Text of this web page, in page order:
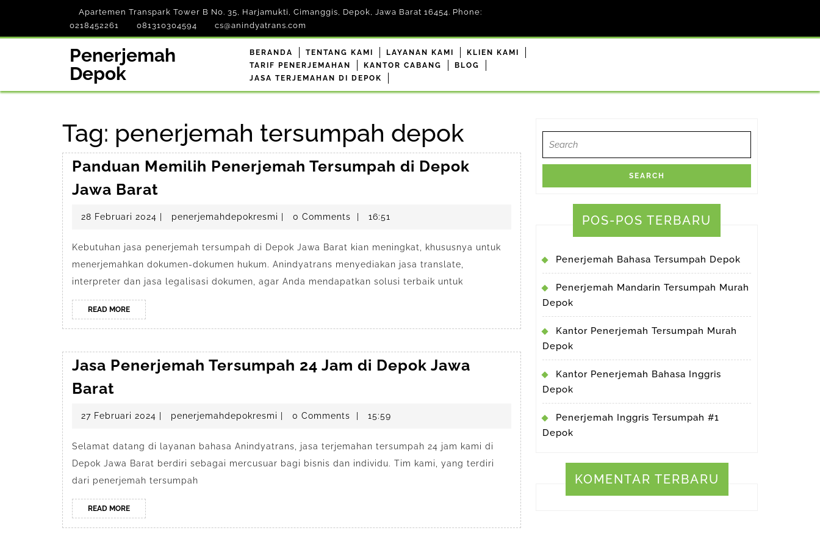
Apartemen Transpark Tower B No. 35, Harjamukti, Cimanggis, Depok, Jawa Barat 16454. Phone:
0218452261
081310304594 cs@anindyatrans.com
Penerjemah
Depok
BERANDA TENTANG KAMI LAYANAN KAMI
KLIEN KAMI
TARIF PENERJEMAHAN
KANTOR CABANG
BLOG
JASA TERJEMAHAN DI DEPOK
Tag: penerjemah tersumpah depok
Panduan Memilih Penerjemah Tersumpah di Depok
Jawa Barat
Penerjemah
Tersumpah
di
Depok
28 Februari 2024 28
2024
| penerjemahdepokresmi penerjemahdepokresmi
| 0 Comments | 16:51
Kebutuhan jasa penerjemah tersumpah di Depok Jawa Barat kian meningkat, khususnya untuk
menerjemahkan dokumen-dokumen hukum. Anindyatrans menyediakan jasa translate,
interpreter dan jasa legalisasi dokumen, agar Anda mendapatkan solusi terbaik untuk
READ MOREREAD
MORE
Jasa Penerjemah Tersumpah 24 Jam di Depok Jawa
Barat
Tersumpah
24
Jam
di
Depok
Jawa
Barat
27 Februari 2024 27
2024
penerjemahdepokresmi penerjemahdepokresmi
0 Comments 15:59
Selamat datang di layanan bahasa Anindyatrans, jasa terjemahan tersumpah 24 jam kami di
Depok Jawa Barat berdiri sebagai mercusuar bagi bisnis dan individu. Tim kami, yang terdiri
dari penerjemah tersumpah
READ MOREREAD
MORE
for:
POS-POS TERBARU
Penerjemah Bahasa Tersumpah Depok
Penerjemah Mandarin Tersumpah Murah
Depok
Kantor Penerjemah Tersumpah Murah
Depok
Kantor Penerjemah Bahasa Inggris
Depok
Penerjemah Inggris Tersumpah #1
Depok
KOMENTAR TERBARU